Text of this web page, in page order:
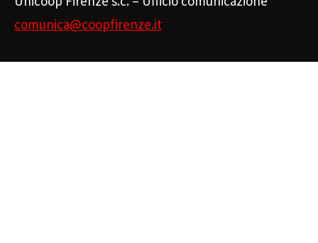
comunica@coopfirenze.it